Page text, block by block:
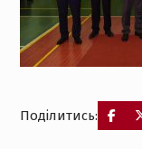
Поділитись: